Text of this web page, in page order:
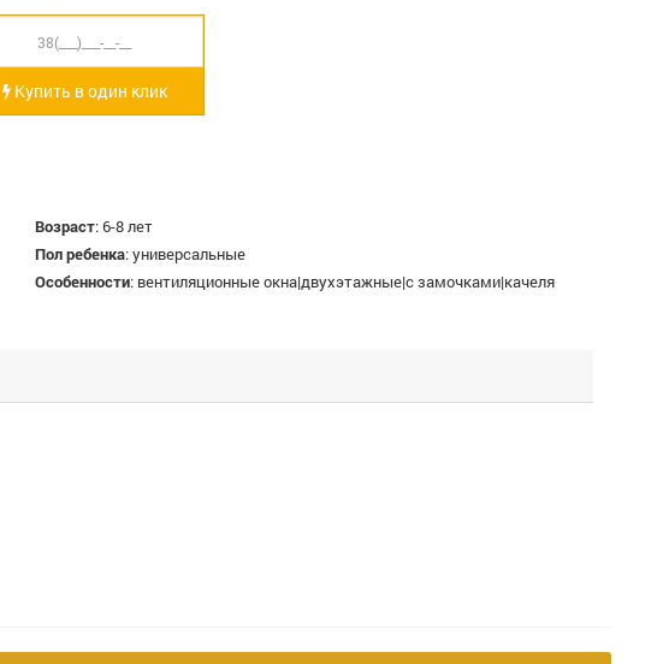
Купить в один клик
Возраст:6-8 лет
Пол ребенка:универсальные
Особенности: вентиляционные окна|двухэтажные|с замочками|качеля